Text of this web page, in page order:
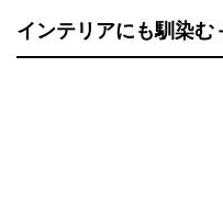
インテリアにも馴染む